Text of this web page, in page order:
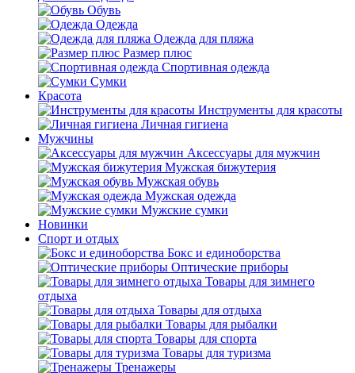
Обувь
Одежда
Одежда для пляжа
Размер плюс
Спортивная одежда
Сумки
Красота
Инструменты для красоты
Личная гигиена
Мужчины
Аксессуары для мужчин
Мужская бижутерия
Мужская обувь
Мужская одежда
Мужские сумки
Новинки
Спорт и отдых
Бокс и единоборства
Оптические приборы
Товары для зимнего
отдыха
Товары для отдыха
Товары для рыбалки
Товары для спорта
Товары для туризма
Тренажеры